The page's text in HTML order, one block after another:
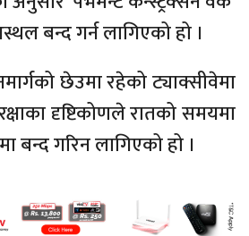
बन्द गर्न लागिएको हो ।
छेउमा रहेको ट्याक्सीवेमा
दृष्टिकोणले रातको समयमा
बन्द गरिन लागिएको हो ।